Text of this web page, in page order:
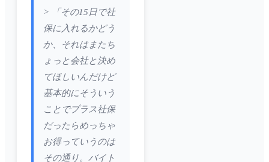
> 「その15日で社
保に入れるかどう
か、それはまたち
ょっと会社と決め
てほしいんだけど
基本的にそういう
ことでプラス社保
だったらめっちゃ
お得っていうのは
その通り。バイト